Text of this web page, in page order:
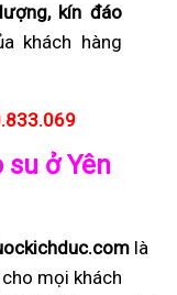
kín đáo
khách hàng
ở Yên
là
mọi khách